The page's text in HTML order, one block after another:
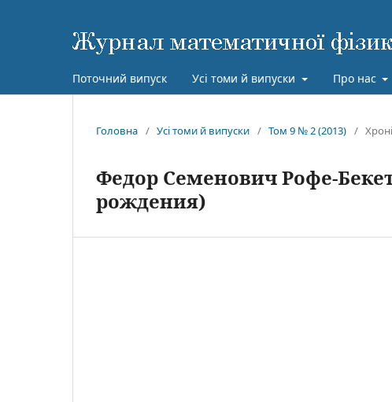
Поточний випуск Усі томи й випуски Про нас
Головна / Усі томи й випуски / Том 9 № 2 (2013) /
Федор Семенович Рофе-
рождения)